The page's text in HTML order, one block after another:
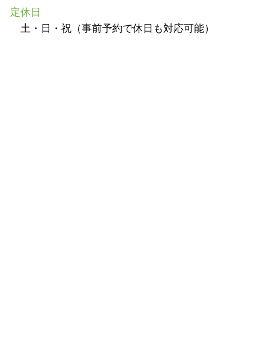
定休日
土・日・祝（事前予約で休日も対応可能）